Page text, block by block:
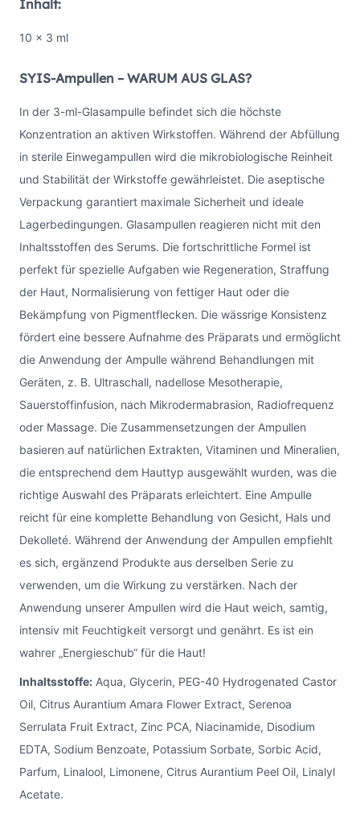
Inhalt:
10 x 3 ml
SYIS-Ampullen – WARUM AUS GLAS?
In der 3-ml-Glasampulle befindet sich die höchste
Konzentration an aktiven Wirkstoffen. Während der Abfüllung
in sterile Einwegampullen wird die mikrobiologische Reinheit
und Stabilität der Wirkstoffe gewährleistet. Die aseptische
Verpackung garantiert maximale Sicherheit und ideale
Lagerbedingungen. Glasampullen reagieren nicht mit den
Inhaltsstoffen des Serums. Die fortschrittliche Formel ist
perfekt für spezielle Aufgaben wie Regeneration, Straffung
der Haut, Normalisierung von fettiger Haut oder die
Bekämpfung von Pigmentflecken. Die wässrige Konsistenz
fördert eine bessere Aufnahme des Präparats und ermöglicht
die Anwendung der Ampulle während Behandlungen mit
Geräten, z. B. Ultraschall, nadellose Mesotherapie,
Sauerstoffinfusion, nach Mikrodermabrasion, Radiofrequenz
oder Massage. Die Zusammensetzungen der Ampullen
basieren auf natürlichen Extrakten, Vitaminen und Mineralien,
die entsprechend dem Hauttyp ausgewählt wurden, was die
richtige Auswahl des Präparats erleichtert. Eine Ampulle
reicht für eine komplette Behandlung von Gesicht, Hals und
Dekolleté. Während der Anwendung der Ampullen empfiehlt
es sich, ergänzend Produkte aus derselben Serie zu
verwenden, um die Wirkung zu verstärken. Nach der
Anwendung unserer Ampullen wird die Haut weich, samtig,
intensiv mit Feuchtigkeit versorgt und genährt. Es ist ein
wahrer „Energieschub“ für die Haut!
Inhaltsstoffe: Aqua, Glycerin, PEG-40 Hydrogenated Castor
Oil, Citrus Aurantium Amara Flower Extract, Serenoa
Serrulata Fruit Extract, Zinc PCA, Niacinamide, Disodium
EDTA, Sodium Benzoate, Potassium Sorbate, Sorbic Acid,
Parfum, Linalool, Limonene, Citrus Aurantium Peel Oil, Linalyl
Acetate.